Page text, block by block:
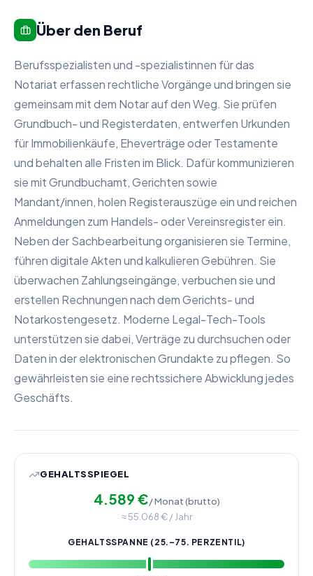
Über den Beruf
Berufsspezialisten und -spezialistinnen für das
Notariat erfassen rechtliche Vorgänge und bringen sie
gemeinsam mit dem Notar auf den Weg. Sie prüfen
Grundbuch- und Registerdaten, entwerfen Urkunden
für Immobilienkäufe, Eheverträge oder Testamente
und behalten alle Fristen im Blick. Dafür kommunizieren
sie mit Grundbuchamt, Gerichten sowie
Mandant/innen, holen Registerauszüge ein und reichen
Anmeldungen zum Handels- oder Vereinsregister ein.
Neben der Sachbearbeitung organisieren sie Termine,
führen digitale Akten und kalkulieren Gebühren. Sie
überwachen Zahlungseingänge, verbuchen sie und
erstellen Rechnungen nach dem Gerichts- und
Notarkostengesetz. Moderne Legal-Tech-Tools
unterstützen sie dabei, Verträge zu durchsuchen oder
Daten in der elektronischen Grundakte zu pflegen. So
gewährleisten sie eine rechtssichere Abwicklung jedes
Geschäfts.
GEHALTSSPIEGEL
4.589 €/ Monat (brutto)
≈55.068€ / Jahr
GEHALTSSPANNE (25.–75. PERZENTIL)